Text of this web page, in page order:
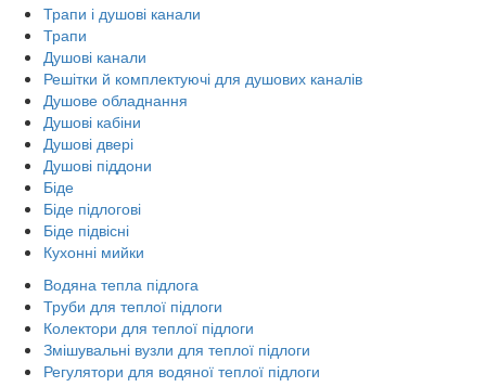
Трапи і душові канали
Трапи
Душові канали
Решітки й комплектуючі для душових каналів
Душове обладнання
Душові кабіни
Душові двері
Душові піддони
Біде
Біде підлогові
Біде підвісні
Кухонні мийки
Водяна тепла підлога
Труби для теплої підлоги
Колектори для теплої підлоги
Змішувальні вузли для теплої підлоги
Регулятори для водяної теплої підлоги